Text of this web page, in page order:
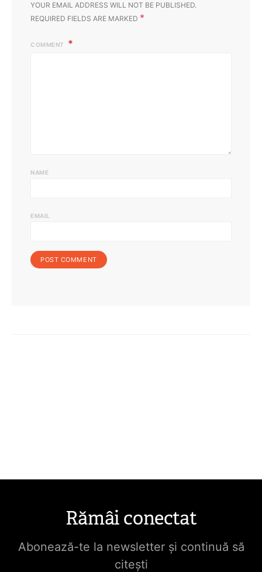
YOUR EMAIL ADDRESS WILL NOT BE PUBLISHED.
REQUIRED FIELDS ARE MARKED *
COMMENT
NAME
EMAIL
Rămâi conectat
Abonează-te la newsletter și continuă să
citești